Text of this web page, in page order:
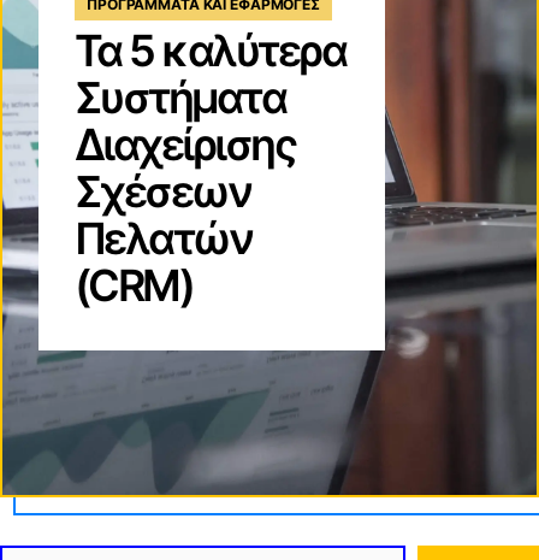
ΠΡΟΓΡΆΜΜΑΤΑ ΚΑΙ ΕΦΑΡΜΟΓΈΣ
Τα 5 καλύτερα
Συστήματα
Διαχείρισης
Σχέσεων
Πελατών
(CRM)